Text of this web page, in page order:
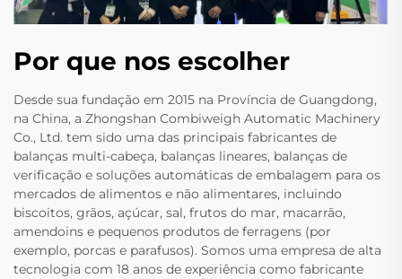
Por que nos escolher
Desde sua fundação em 2015 na Província de Guangdong,
na China, a Zhongshan Combiweigh Automatic Machinery
Co., Ltd. tem sido uma das principais fabricantes de
balanças multi-cabeça, balanças lineares, balanças de
verificação e soluções automáticas de embalagem para os
mercados de alimentos e não alimentares, incluindo
biscoitos, grãos, açúcar, sal, frutos do mar, macarrão,
amendoins e pequenos produtos de ferragens (por
exemplo, porcas e parafusos). Somos uma empresa de alta
tecnologia com 18 anos de experiência como fabricante